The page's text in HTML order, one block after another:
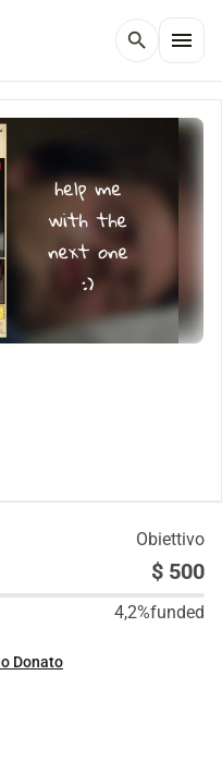
search menu
Obiettivo
$ 500
4,2%funded
Donato